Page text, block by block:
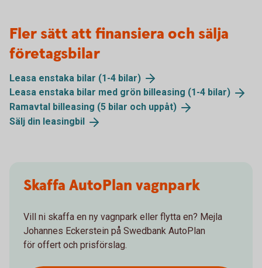
Fler sätt att finansiera och sälja
företagsbilar
Leasa enstaka bilar (1-4 bilar)
Leasa enstaka bilar med grön billeasing (1-4 bilar)
Ramavtal billeasing (5 bilar och uppåt)
Sälj din leasingbil
Skaffa AutoPlan vagnpark
Vill ni skaffa en ny vagnpark eller flytta en? Mejla
Johannes Eckerstein på Swedbank AutoPlan
för offert och prisförslag.